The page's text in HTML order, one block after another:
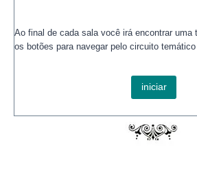
Ao final de cada sala você irá encontrar uma
os botões para navegar pelo circuito temático
iniciar